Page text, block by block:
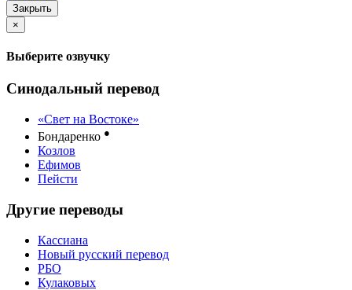
Закрыть
×
Выберите озвучку
Синодальный перевод
«Свет на Востоке»
Бондаренко ●
Козлов
Ефимов
Пейсти
Другие переводы
Кассиана
Новый русский перевод
РБО
Кулаковых